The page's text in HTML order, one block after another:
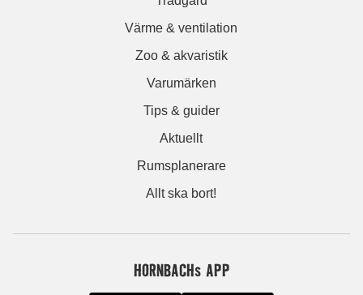
Värme & ventilation
Zoo & akvaristik
Varumärken
Tips & guider
Aktuellt
Rumsplanerare
Allt ska bort!
HORNBACHs APP